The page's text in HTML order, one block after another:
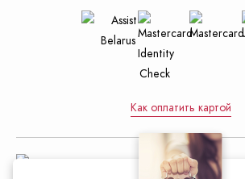
Как оплатить картой